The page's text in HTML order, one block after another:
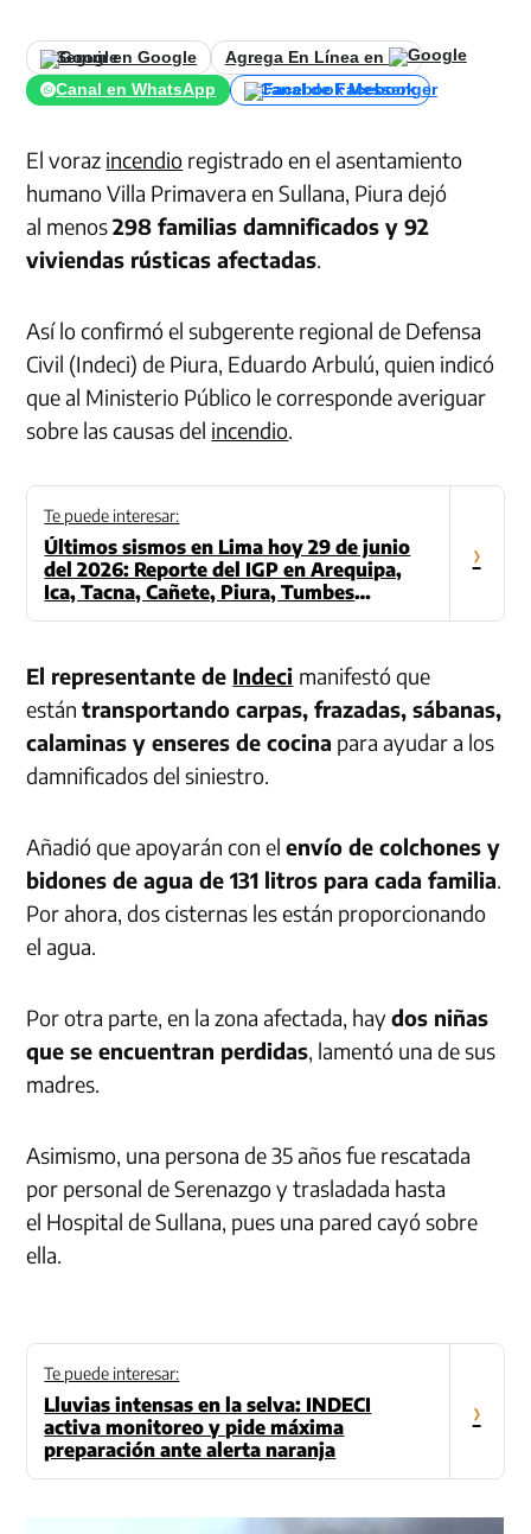
Seguir en Google
Agrega En Línea en
Canal en WhatsApp
Canal de Facebook
El voraz incendio registrado en el asentamiento
humano Villa Primavera en Sullana, Piura dejó
al menos298 familias damnificados y 92
viviendas rústicas afectadas
Así lo confirmó el subgerente regional de Defensa
Civil (Indeci) de Piura, Eduardo Arbulú, quien indicó
que al Ministerio Público le corresponde averiguar
sobre las causas del incendio
Te puede interesar:
Últimos sismos en Lima hoy 29 de junio
del 2026: Reporte del IGP en Arequipa,
Ica, Tacna, Cañete, Piura, Tumbes
›
El representante de Indeci manifestó que
estántransportando carpas, frazadas, sábanas,
calaminas y enseres de cocina para ayudar a los
damnificados del siniestro.
Añadió que apoyarán con elenvío de colchones y
bidones de agua de 131 litros para cada familia
Por ahora, dos cisternas les están proporcionando
el agua.
Por otra parte, en la zona afectada, haydos niñas
que se encuentran perdidas , lamentó una de sus
madres.
Asimismo, una persona de 35 años fue rescatada
por personal de Serenazgo y trasladada hasta
el Hospital de Sullana, pues una pared cayó sobre
ella.
Te puede interesar:
Lluvias intensas en la selva: INDECI
activa monitoreo y pide máxima
preparación ante alerta naranja
›